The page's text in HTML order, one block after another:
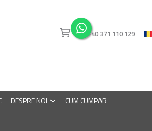
+40 371 110 129
DESPRE NOI
CUM CUMPAR